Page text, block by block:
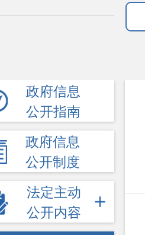
政府信息
公开指南
政府信息
公开制度
法定主动
公开内容